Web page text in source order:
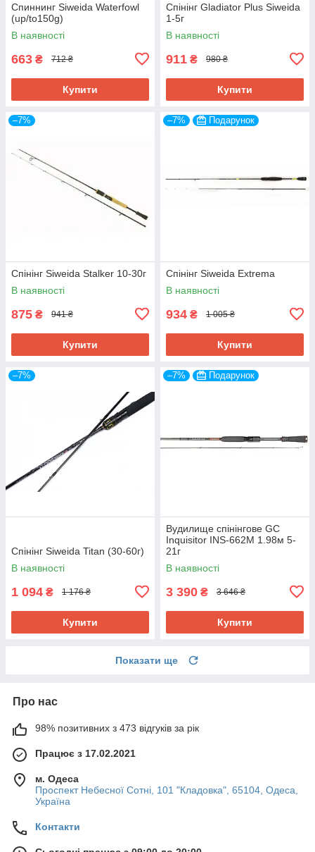
Спиннинг Siweida Waterfowl
(up/to150g)
В наявності
663 ₴ 712 ₴
Купити
Спінінг Gladiator Plus Siweida
1-5г
В наявності
911 ₴ 980 ₴
Купити
–7%
Спінінг Siweida Stalker 10-30г
В наявності
875 ₴ 941 ₴
Купити
–7% Подарунок
Спінінг Siweida Extrema
В наявності
934 ₴ 1 005 ₴
Купити
–7%
Спінінг Siweida Titan (30-60г)
В наявності
1 094 ₴ 1 176 ₴
Купити
–7% Подарунок
Вудилище спінінгове GC
Inquisitor INS-662M 1.98м 5-
21г
В наявності
3 390 ₴ 3 646 ₴
Купити
Показати ще
Про нас
98% позитивних з 473 відгуків за рік
Працює з 17.02.2021
м. Одеса
Проспект Небесної Сотні, 101 "Кладовка", 65104, Одеса,
Україна
Контакти